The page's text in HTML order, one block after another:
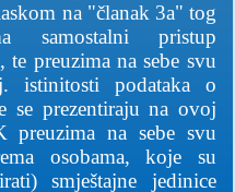
na "članak 3a" tog
samostalni pristup
preuzima na sebe svu
istinitosti podataka o
se prezentiraju na ovoj
preuzima na sebe svu
osobama, koje su
smještajne jedinice